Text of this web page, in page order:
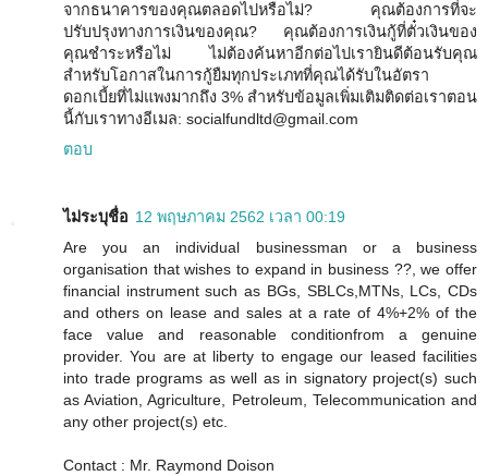
จากธนาคารของคุณตลอดไปหรือไม่? คุณต้องการที่จะ
ปรับปรุงทางการเงินของคุณ? คุณต้องการเงินกู้ที่ตั๋วเงินของ
คุณชำระหรือไม่ ไม่ต้องค้นหาอีกต่อไปเรายินดีต้อนรับคุณ
สำหรับโอกาสในการกู้ยืมทุกประเภทที่คุณได้รับในอัตรา
ดอกเบี้ยที่ไม่แพงมากถึง 3% สำหรับข้อมูลเพิ่มเติมติดต่อเราตอน
นี้กับเราทางอีเมล: socialfundltd@gmail.com
ตอบ
ไม่ระบุชื่อ 12 พฤษภาคม 2562 เวลา 00:19
Are you an individual businessman or a business
organisation that wishes to expand in business ??, we offer
financial instrument such as BGs, SBLCs,MTNs, LCs, CDs
and others on lease and sales at a rate of 4%+2% of the
face value and reasonable conditionfrom a genuine
provider. You are at liberty to engage our leased facilities
into trade programs as well as in signatory project(s) such
as Aviation, Agriculture, Petroleum, Telecommunication and
any other project(s) etc.
Contact : Mr. Raymond Doison